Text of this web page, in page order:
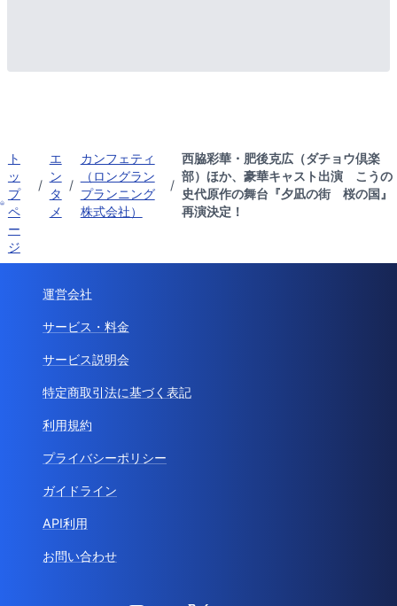
ト
ッ
プ
ペ
ー
ジ
/
エ
ン
タ
メ
/
カンフェティ
（ロングラン
プランニング
株式会社）
/
西脇彩華・肥後克広（ダチョウ倶楽
部）ほか、豪華キャスト出演 こうの
史代原作の舞台『夕凪の街 桜の国』
再演決定！
運営会社
サービス・料金
サービス説明会
特定商取引法に基づく表記
利用規約
プライバシーポリシー
ガイドライン
API利用
お問い合わせ